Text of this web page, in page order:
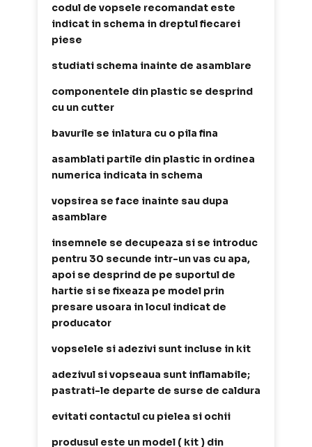
codul de vopsele recomandat este
indicat in schema in dreptul fiecarei
piese
studiati schema inainte de asamblare
componentele din plastic se desprind
cu un cutter
bavurile se inlatura cu o pila fina
asamblati partile din plastic in ordinea
numerica indicata in schema
vopsirea se face inainte sau dupa
asamblare
insemnele se decupeaza si se introduc
pentru 30 secunde intr-un vas cu apa,
apoi se desprind de pe suportul de
hartie si se fixeaza pe model prin
presare usoara in locul indicat de
producator
vopselele si adezivi sunt incluse in kit
adezivul si vopseaua sunt inflamabile;
pastrati-le departe de surse de caldura
evitati contactul cu pielea si ochii
produsul este un model ( kit ) din